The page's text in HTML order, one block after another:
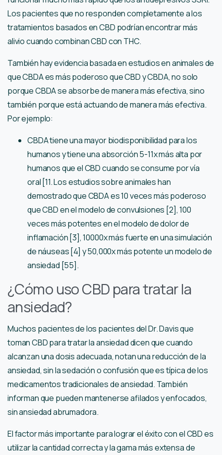
Los pacientes que no responden completamente a los
tratamientos basados ​​en CBD podrían encontrar más
alivio cuando combinan CBD con THC.
También hay evidencia basada en estudios en animales de
que CBDA es más poderoso que CBD y CBDA, no solo
porque CBDA se absorbe de manera más efectiva, sino
también porque está actuando de manera más efectiva.
Por ejemplo:
CBDA tiene una mayor biodisponibilidad para los
humanos y tiene una absorción 5-11x más alta por
humanos que el CBD cuando se consume por vía
oral [11. Los estudios sobre animales han
demostrado que CBDA es 10 veces más poderoso
que CBD en el modelo de convulsiones [2], 100
veces más potentes en el modelo de dolor de
inflamación [3], 10000x más fuerte en una simulación
de náuseas [4] y 50,000x más potente un modelo de
ansiedad [55].
¿Cómo uso CBD para tratar la
ansiedad?
Muchos pacientes de los pacientes del Dr. Davis que
toman CBD para tratar la ansiedad dicen que cuando
alcanzan una dosis adecuada, notan una reducción de la
ansiedad, sin la sedación o confusión que es típica de los
medicamentos tradicionales de ansiedad. También
informan que pueden mantenerse afilados y enfocados,
sin ansiedad abrumadora.
El factor más importante para lograr el éxito con el CBD es
utilizar la cantidad correcta y la gama más extensa de